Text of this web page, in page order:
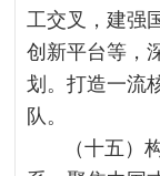
工交叉，建强
创新平台等，
划。打造一流
队。
（十五）